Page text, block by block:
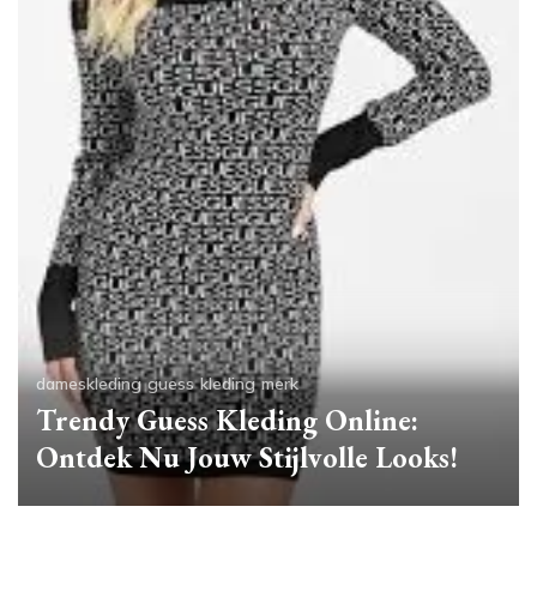
dameskleding guess kleding merk
Trendy Guess Kleding Online:
Ontdek Nu Jouw Stijlvolle Looks!